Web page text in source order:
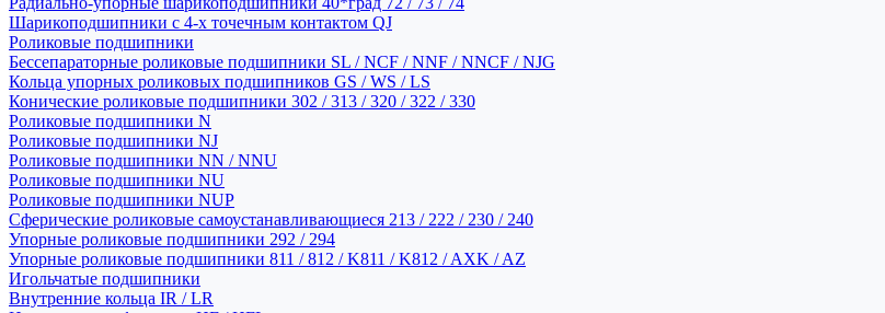
Шарикоподшипники с 4-х точечным контактом QJ
Роликовые подшипники
Бессепараторные роликовые подшипники SL / NCF / NNF / NNCF / NJG
Кольца упорных роликовых подшипников GS / WS / LS
Конические роликовые подшипники 302 / 313 / 320 / 322 / 330
Роликовые подшипники N
Роликовые подшипники NJ
Роликовые подшипники NN / NNU
Роликовые подшипники NU
Роликовые подшипники NUP
Сферические роликовые самоустанавливающиеся 213 / 222 / 230 / 240
Упорные роликовые подшипники 292 / 294
Упорные роликовые подшипники 811 / 812 / K811 / K812 / AXK / AZ
Игольчатые подшипники
Внутренние кольца IR / LR